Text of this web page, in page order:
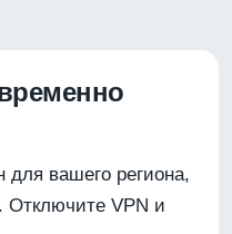
для вашего региона,
Отключите VPN и